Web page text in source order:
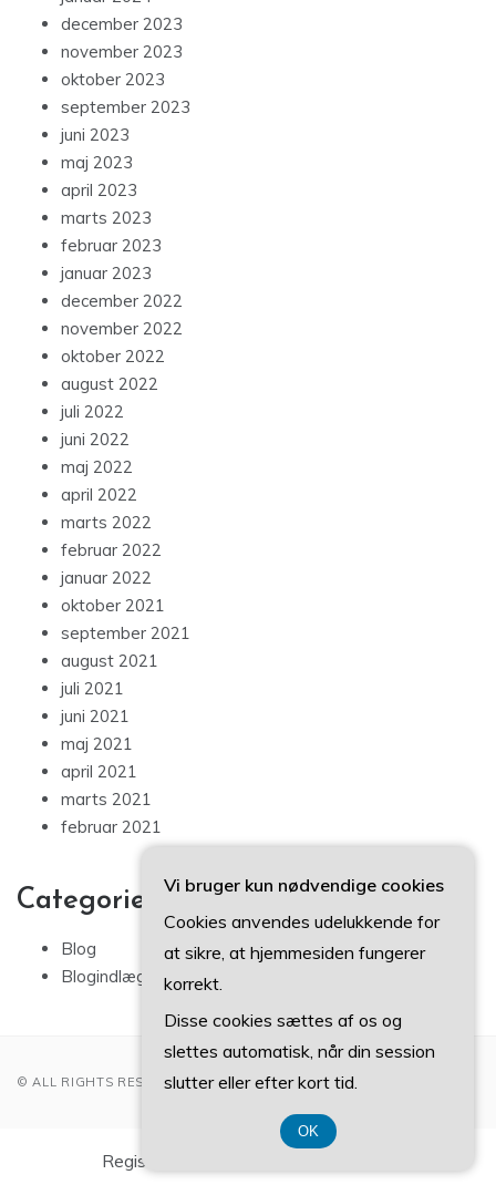
december 2023
november 2023
oktober 2023
september 2023
juni 2023
maj 2023
april 2023
marts 2023
februar 2023
januar 2023
december 2022
november 2022
oktober 2022
august 2022
juli 2022
juni 2022
maj 2022
april 2022
marts 2022
februar 2022
januar 2022
oktober 2021
september 2021
august 2021
juli 2021
juni 2021
maj 2021
april 2021
marts 2021
februar 2021
Categories
Blog
Blogindlæg
© ALL RIGHTS RESERVED 2022
Registreringsnummer DK374 077 39
Vi bruger kun nødvendige cookies
Cookies anvendes udelukkende for
at sikre, at hjemmesiden fungerer
korrekt.
Disse cookies sættes af os og
slettes automatisk, når din session
slutter eller efter kort tid.
OK